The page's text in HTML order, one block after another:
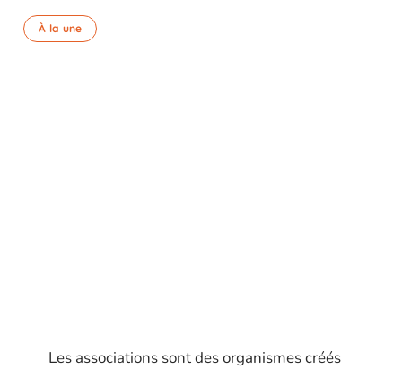
À la une
Les associations sont des organismes créés